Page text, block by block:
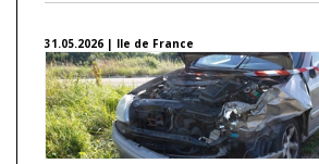
31.05.2026 | Ile de France